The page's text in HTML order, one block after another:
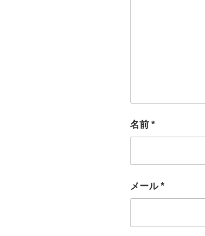
名前 *
メール*